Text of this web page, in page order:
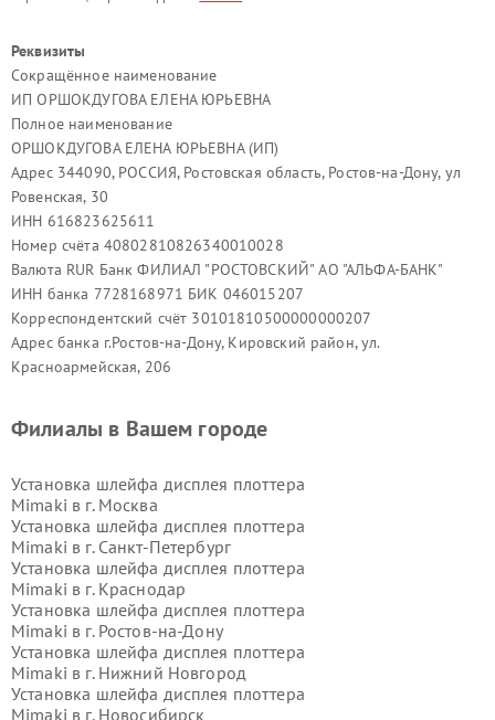
Реквизиты
Сокращённое наименование
ИП ОРШОКДУГОВА ЕЛЕНА ЮРЬЕВНА
Полное наименование
ОРШОКДУГОВА ЕЛЕНА ЮРЬЕВНА (ИП)
Адрес 344090, РОССИЯ, Ростовская область, Ростов-на-Дону, ул
Ровенская, 30
ИНН 616823625611
Номер счёта 40802810826340010028
Валюта RUR Банк ФИЛИАЛ "РОСТОВСКИЙ" АО "АЛЬФА-БАНК"
ИНН банка 7728168971 БИК 046015207
Корреспондентский счёт 30101810500000000207
Адрес банка г.Ростов-на-Дону, Кировский район, ул.
Красноармейская, 206
Филиалы в Вашем городе
Установка шлейфа дисплея плоттера
Mimaki в г. Москва
Установка шлейфа дисплея плоттера
Mimaki в г. Санкт-Петербург
Установка шлейфа дисплея плоттера
Mimaki в г. Краснодар
Установка шлейфа дисплея плоттера
Mimaki в г. Ростов-на-Дону
Установка шлейфа дисплея плоттера
Mimaki в г. Нижний Новгород
Установка шлейфа дисплея плоттера
Mimaki в г. Новосибирск